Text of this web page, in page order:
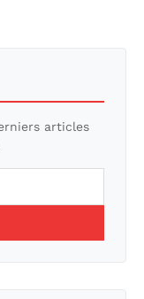
articles